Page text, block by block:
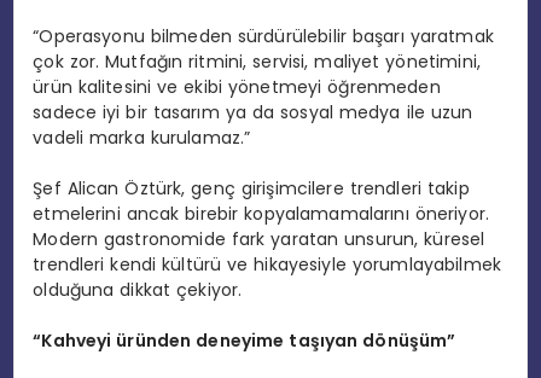
“Operasyonu bilmeden sürdürülebilir başarı yaratmak
çok zor. Mutfağın ritmini, servisi, maliyet yönetimini,
ürün kalitesini ve ekibi yönetmeyi öğrenmeden
sadece iyi bir tasarım ya da sosyal medya ile uzun
vadeli marka kurulamaz.”
Şef Alican Öztürk, genç girişimcilere trendleri takip
etmelerini ancak birebir kopyalamamalarını öneriyor.
Modern gastronomide fark yaratan unsurun, küresel
trendleri kendi kültürü ve hikayesiyle yorumlayabilmek
olduğuna dikkat çekiyor.
“Kahveyi üründen deneyime taşıyan dönüşüm”